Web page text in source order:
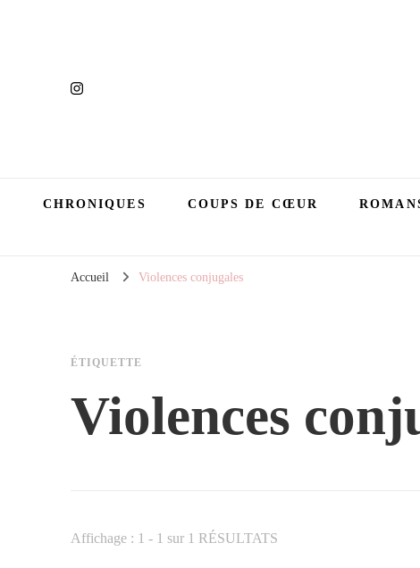
CHRONIQUES COUPS DE CŒUR
Accueil Violences conjugales
ÉTIQUETTE
Violences
Affichage : 1 - 1 sur 1 RÉSULTATS